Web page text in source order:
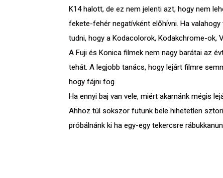
K14 halott, de ez nem jelenti azt, hogy nem
fekete-fehér negatívként előhívni. Ha
tudni, hogy a Kodacolorok, Kodakchrome-ok,
A Fuji és Konica filmek nem nagy barátai az
tehát. A legjobb tanács, hogy lejárt filmre
hogy fájni fog.
Ha ennyi baj van vele, miért akarnánk mégis
Ahhoz túl sokszor futunk bele hihetetlen
próbálnánk ki ha egy-egy tekercsre